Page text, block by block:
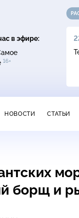
в эфире:
16+
Россия
НОВОСТИ СТАТЬИ
борщ и